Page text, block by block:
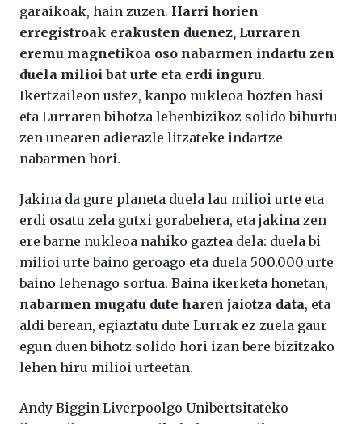
garaikoak, hain zuzen. Harri horien
erregistroak erakusten duenez, Lurraren
eremu magnetikoa oso nabarmen indartu zen
duela milioi bat urte eta erdi inguru.
Ikertzaileon ustez, kanpo nukleoa hozten hasi
eta Lurraren bihotza lehenbizikoz solido bihurtu
zen unearen adierazle litzateke indartze
nabarmen hori.
Jakina da gure planeta duela lau milioi urte eta
erdi osatu zela gutxi gorabehera, eta jakina zen
ere barne nukleoa nahiko gaztea dela: duela bi
milioi urte baino geroago eta duela 500.000 urte
baino lehenago sortua. Baina ikerketa honetan,
nabarmen mugatu dute haren jaiotza data, eta
aldi berean, egiaztatu dute Lurrak ez zuela gaur
egun duen bihotz solido hori izan bere bizitzako
lehen hiru milioi urteetan.
Andy Biggin Liverpoolgo Unibertsitateko